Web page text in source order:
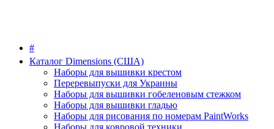
#
Каталог Dimensions (США)
Наборы для вышивки крестом
Переревыпуски для Украины
Наборы для вышивки гобеленовым стежком
Наборы для вышивки гладью
Наборы для рисования по номерам PaintWorks
Наборы для ковровой техники